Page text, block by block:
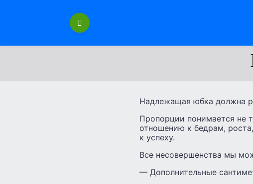
Надлежащая юбка должна
Пропорции понимается не
отношению к бедрам,
к успеху.
Все несовершенства мы
— Дополнительные